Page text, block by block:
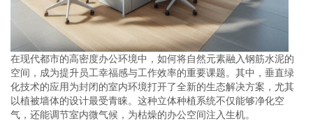
在现代都市的高密度办公环境中，如何将自然元素融入钢筋水泥的
空间，成为提升员工幸福感与工作效率的重要课题。其中，垂直绿
化技术的应用为封闭的室内环境打开了全新的生态解决方案，尤其
以植被墙体的设计最受青睐。这种立体种植系统不仅能够净化空
气，还能调节室内微气候，为枯燥的办公空间注入生机。